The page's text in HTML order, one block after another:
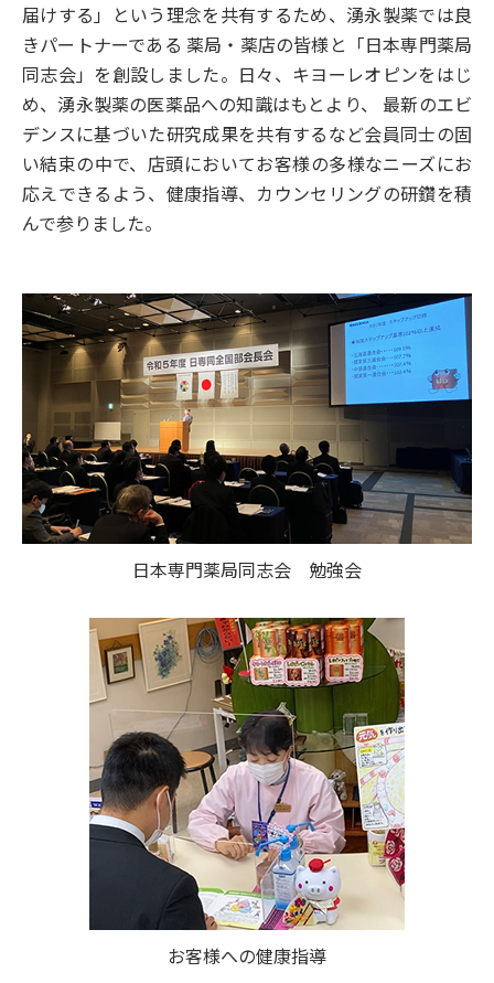
届けする」という理念を共有するため、湧永製薬では良
きパートナーである 薬局・薬店の皆様と「日本専門薬局
同志会」を創設しました。日々、キヨーレオピンをはじ
め、湧永製薬の医薬品への知識はもとより、 最新のエビ
デンスに基づいた研究成果を共有するなど会員同士の固
い結束の中で、店頭においてお客様の多様なニーズにお
応えできるよう、健康指導、カウンセリングの研鑽を積
んで参りました。
日本専門薬局同志会 勉強会
お客様への健康指導